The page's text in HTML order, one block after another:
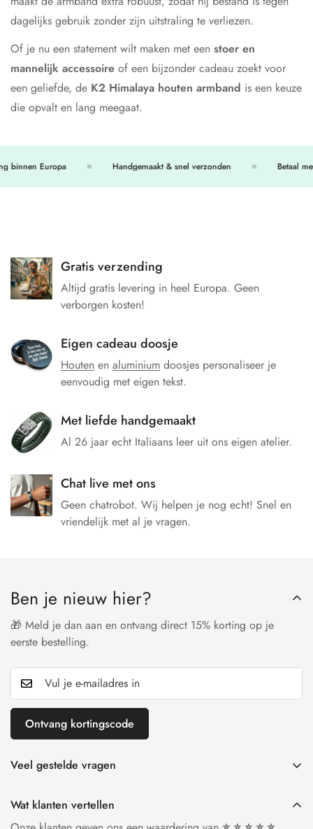
dagelijks gebruik zonder zijn uitstraling te verliezen.
Of je nu een statement wilt maken met een stoer en
mannelijk accessoire of een bijzonder cadeau zoekt voor
een geliefde, de K2 Himalaya houten armband is een keuze
die opvalt en lang meegaat.
binnen Europa Handgemaakt & snel verzonden Betaal
Gratis verzending
Altijd gratis levering in heel Europa. Geen
verborgen kosten!
Eigen cadeau doosje
Houten en aluminium doosjes personaliseer je
eenvoudig met eigen tekst.
Met liefde handgemaakt
Al 26 jaar echt Italiaans leer uit ons eigen atelier.
Chat live met ons
Geen chatrobot. Wij helpen je nog echt! Snel en
vriendelijk met al je vragen.
Ben je nieuw hier?
🎁 Meld je dan aan en ontvang direct 15% korting op je
eerste bestelling.
Ontvang kortingscode
Veel gestelde vragen
Leren armband zelf verstellen
Wat klanten vertellen